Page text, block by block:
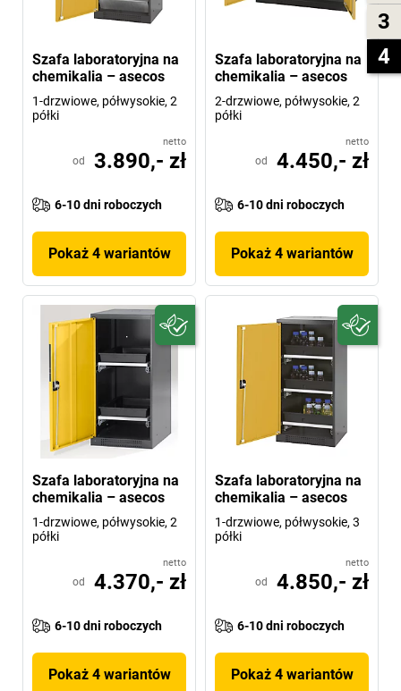
3
4
Szafa laboratoryjna na
chemikalia – asecos
1-drzwiowe, półwysokie, 2
półki
netto
od 3.890,- zł
6-10 dni roboczych
Pokaż 4 wariantów
Szafa laboratoryjna na
chemikalia – asecos
2-drzwiowe, półwysokie, 2
półki
netto
od 4.450,- zł
6-10 dni roboczych
Pokaż 4 wariantów
Szafa laboratoryjna na
chemikalia – asecos
1-drzwiowe, półwysokie, 2
półki
netto
od 4.370,- zł
6-10 dni roboczych
Pokaż 4 wariantów
Szafa laboratoryjna na
chemikalia – asecos
1-drzwiowe, półwysokie, 3
półki
netto
od 4.850,- zł
6-10 dni roboczych
Pokaż 4 wariantów